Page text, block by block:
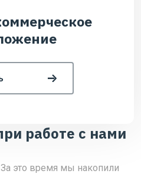
работе с нами
это время мы накопили